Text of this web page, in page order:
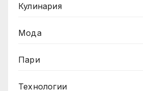
Кулинария
Мода
Пари
Технологии